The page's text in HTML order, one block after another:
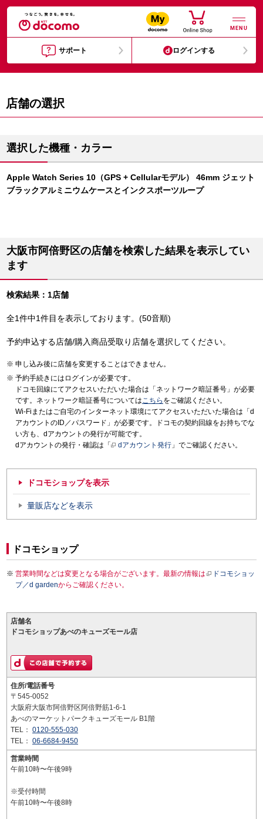
MENU
サポート ログインする
店舗の選択
選択した機種・カラー
Apple Watch Series 10（GPS + Cellularモデル） 46mm ジェット
ブラックアルミニウムケースとインクスポーツループ
大阪市阿倍野区の店舗を検索した結果を表示してい
ます
検索結果：1店舗
全1件中1件目を表示しております。(50音順)
予約申込する店舗/購入商品受取り店舗を選択してください。
申し込み後に店舗を変更することはできません。
予約手続きにはログインが必要です。
ドコモ回線にてアクセスいただいた場合は「ネットワーク暗証番号」が必要
です。ネットワーク暗証番号についてはこちら をご確認ください。
Wi-Fiまたはご自宅のインターネット環境にてアクセスいただいた場合は「d
アカウントのID／パスワード」が必要です。ドコモの契約回線をお持ちでな
い方も、dアカウントの発行が可能です。
dアカウントの発行・確認は「
dアカウント発行 」でご確認ください。
ドコモショップを表示
量販店などを表示
ドコモショップ
営業時間などは変更となる場合がございます。最新の情報は
ドコモショッ
プ／d gardenからご確認ください。
店舗名
ドコモショップあべのキューズモール店
住所/電話番号
〒545-0052
大阪府大阪市阿倍野区阿倍野筋1-6-1
あべのマーケットパークキューズモール B1階
TEL： 0120-555-030
TEL： 06-6684-9450
営業時間
午前10時〜午後9時
※受付時間
午前10時〜午後8時